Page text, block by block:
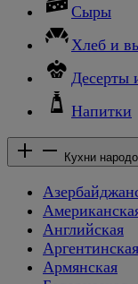
Сыры
Хлеб и
Десерты
Напитки
Кухни
Английская
Аргентинская
Армянская